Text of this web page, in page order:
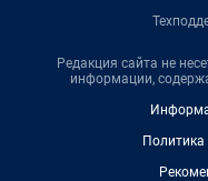
Редакция сайта не
информации,